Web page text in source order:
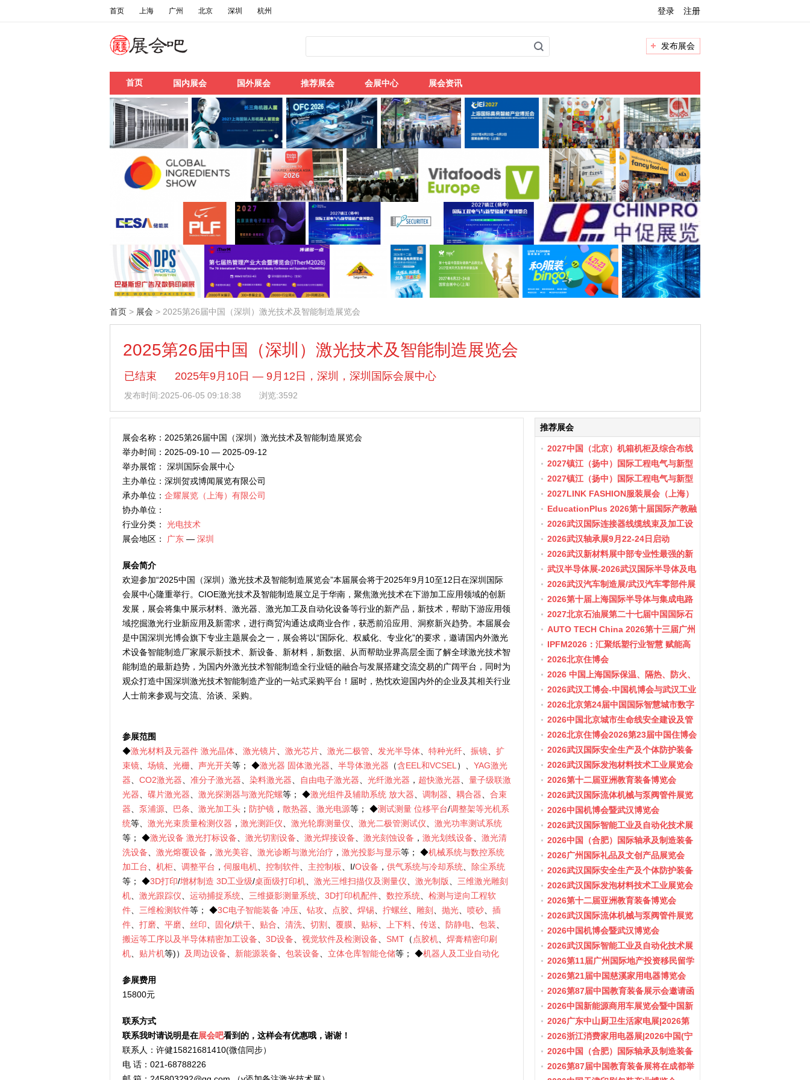
首页 上海 广州 北京 深圳 杭州 登录 注册
首页 国内展会 国外展会 推荐展会 会展中心 展会资讯
发布展会
首页 > 展会 > 2025第26届中国（深圳）激光技术及智能制造展览会
2025第26届中国（深圳）激光技术及智能制造展览会
发布时间:2025-06-05 09:18:38 浏览:3592
已结束 2025年9月10日 — 9月12日，深圳，深圳国际会展中心
展会名称：2025第26届中国（深圳）激光技术及智能制造展览会
举办时间：2025-09-10 — 2025-09-12
举办展馆： 深圳国际会展中心
主办单位：深圳贺戎博闻展览有限公司
承办单位： 企耀展览（上海）有限公司
协办单位：
行业分类： 光电技术
展会地区：
广东 — 深圳
展会简介
欢迎参加“2025中国（深圳）激光技术及智能制造展览会”本届展会将于2025年9月10至12日在深圳国际
会展中心隆重举行。CIOE激光技术及智能制造展立足于华南，聚焦激光技术在下游加工应用领域的创新
发展，展会将集中展示材料、激光器、激光加工及自动化设备等行业的新产品，新技术，帮助下游应用领
域挖掘激光行业新应用及新需求，进行商贸沟通达成商业合作，获悉前沿应用、洞察新兴趋势。本届展会
是中国深圳光博会旗下专业主题展会之一，展会将以“国际化、权威化、专业化”的要求，邀请国内外激光
术设备智能制造厂家展示新技术、新设备、新材料，新数据、从而帮助业界高层全面了解全球激光技术智
能制造的最新趋势，为国内外激光技术智能制造全行业链的融合与发展搭建交流交易的广阔平台，同时为
观众打造中国深圳激光技术智能制造产业的一站式采购平台！届时，热忱欢迎国内外的企业及其相关行业
人士前来参观与交流、洽谈、采购。
参展范围
◆激光材料及元器件 激光晶体 激光镜片 激光芯片 激光二极管 发光半导体 特种光纤 振镜
扩
束镜
场镜 光栅 声光开关等； ◆激光器 固体激光器 半导体激光器 （含EEL和VCSEL ）、 YAG激光
器
CO2激光器 准分子激光器 染料激光器 自由电子激光器 光纤激光器 ， 超快激光器
量子级联激
光器
碟片激光器 激光探测器与激光陀螺等； ◆激光组件及辅助系统 放大器 调制器 耦合器
合束
器
泵浦源 巴条 激光加工头 ； 防护镜 ， 散热器 激光电源等； ◆测试测量 位移平台/调整架等光机系
统等、 激光光束质量检测仪器 ， 激光测距仪 激光轮廓测量仪 激光二极管测试仪
激光功率测试系统
等； ◆激光设备 激光打标设备 激光切割设备 激光焊接设备 激光刻蚀设备 ， 激光划线设备
激光清
洗设备
激光熔覆设备 ， 激光美容 激光诊断与激光治疗 ， 激光投影与显示等； ◆机械系统与数控系统
加工台
机柜 调整平台 ， 伺服电机 控制软件 主控制板 、I/O设备 ， 供气系统与冷却系统
除尘系统
等； ◆3D打印/增材制造 3D工业级/桌面级打印机 激光三维扫描仪及测量仪 激光制版
三维激光雕刻
机
激光跟踪仪 运动捕捉系统 三维摄影测量系统 3D打印机配件 数控系统
检测与逆向工程软
件
三维检测软件等； ◆3C电子智能装备 冲压 钻攻 点胶 焊锡 拧螺丝 雕刻 抛光 喷砂
插
件
打磨 平磨 丝印 固化/烘干 贴合 清洗 切割 覆膜 贴标 上下料 传送 防静电 包装
搬运等工序以及半导体精密加工设备
3D设备 视觉软件及检测设备 SMT （ 点胶机
焊膏精密印刷
机
贴片机等)） 及周边设备 新能源装备 包装设备 立体仓库智能仓储等； ◆机器人及工业自动化
参展费用
15800元
联系方式
联系我时请说明是在展会吧看到的，这样会有优惠哦，谢谢！
联系人：许健15821681410(微信同步）
电 话：021-68788226
推荐展会
2027中国（北京）机箱机柜及综合布线
数据中心设施展览会
2027镇江（扬中）国际工程电气与新型
储能展会
2027镇江（扬中）国际工程电气与新型
储能产业博览会
2027LINK FASHION服装展会（上海）
EducationPlus 2026第十届国际产教融
合博览会
2026武汉国际连接器线缆线束及加工设
备展览会
2026武汉轴承展9月22-24日启动
2026武汉新材料展中部专业性最强的新
材料行业盛会
武汉半导体展-2026武汉国际半导体及电
子展览会
2026武汉汽车制造展/武汉汽车零部件展
2026第十届上海国际半导体与集成电路
产业应用博览会-11月10-12日
2027北京石油展第二十七届中国国际石
油石化技术装备展览会
AUTO TECH China 2026第十三届广州
国际汽车零部件及加工技术、汽车模具
展览会
IPFM2026：汇聚纸塑行业智慧 赋能高
质健康发展
2026北京住博会
2026 中国上海国际保温、隔热、防火、
隔音新材料展览
2026武汉工博会-中国机博会与武汉工业
博览会
2026北京第24届中国国际智慧城市数字
化城市城市更新建设博览会(主办住建
部）
2026中国北京城市生命线安全建设及管
网博览会
2026北京住博会2026第23届中国住博会
2026住博会
2026武汉国际安全生产及个体防护装备
展览会
2026武汉国际发泡材料技术工业展览会
2026第十二届亚洲教育装备博览会
2026武汉国际流体机械与泵阀管件展览
会/阀门展
2026中国机博会暨武汉博览会
2026武汉国际智能工业及自动化技术展
览会
2026中国（合肥）国际轴承及制造装备
展览会
2026广州国际礼品及文创产品展览会
2026武汉国际安全生产及个体防护装备
展览会
2026武汉国际发泡材料技术工业展览会
2026第十二届亚洲教育装备博览会
2026武汉国际流体机械与泵阀管件展览
会/阀门展
2026中国机博会暨武汉博览会
2026武汉国际智能工业及自动化技术展
览会
2026第11届广州国际地产投资移民留学
展览会
2026第21届中国慈溪家用电器博览会
2026第87届中国教育装备展示会邀请函
2026中国新能源商用车展览会暨中国新
能源商用车创新发展与产业融合大会
2026广东中山厨卫生活家电展|2026第
37届中国家电交易会（中山家电展）
2026浙江消费家用电器展|2026中国(宁
波)国际电子消费品及家用电器博览会
2026中国（合肥）国际轴承及制造装备
展览会
2026第87届中国教育装备展将在成都举